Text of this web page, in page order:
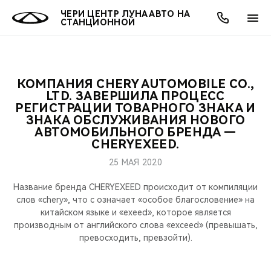
ЧЕРИ ЦЕНТР ЛУНА АВТО НА
СТАНЦИОННОЙ
МОДЕЛИ
ВСЕ МОДЕЛИ
НОВИНКИ
ПОКУПАТЕЛЯМ
ВЫБОР И ПОКУПКА
КРЕДИТ И СТРАХОВАНИЕ
ВЛАДЕЛЬЦАМ
СЕРВИС
ЗАПЧАСТИ И АКСЕССУАРЫ
CHERY CONNECT
МИР CHERY
АКСЕССУАРЫ
ЛЮДИ CHERY
БЛАГОТВОРИТЕЛЬНОСТЬ
АКЦИИ
ВЫГОДЫ И АКЦИИ
ОНЛАЙН СЕРВИСЫ
ВЫБОР И ПОКУПКА
О КОМПАНИИ
О НАС
КОМПАНИЯ CHERY AUTOMOBILE CO.,
LTD. ЗАВЕРШИЛА ПРОЦЕСС
РЕГИСТРАЦИИ ТОВАРНОГО ЗНАКА И
ЗНАКА ОБСЛУЖИВАНИЯ НОВОГО
АВТОМОБИЛЬНОГО БРЕНДА —
CHERYEXEED.
25 МАЯ 2020
Название бренда CHERYEXEED происходит от компиляции
слов «chery», что с означает «особое благословение» на
китайском языке и «exeed», которое является
производным от английского слова «exceed» (превышать,
превосходить, превзойти).